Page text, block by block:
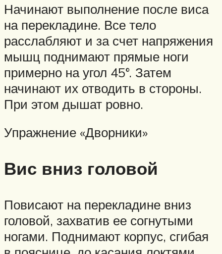
Начинают выполнение после виса
на перекладине. Все тело
расслабляют и за счет напряжения
мышц поднимают прямые ноги
примерно на угол 45°. Затем
начинают их отводить в стороны.
При этом дышат ровно.
Упражнение «Дворники»
Вис вниз головой
Повисают на перекладине вниз
головой, захватив ее согнутыми
ногами. Поднимают корпус, сгибая